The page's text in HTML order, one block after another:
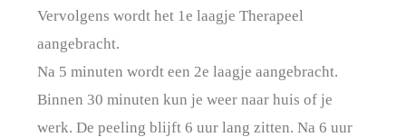
Vervolgens wordt het 1e laagje Therapeel
aangebracht.
Na 5 minuten wordt een 2e laagje aangebracht.
Binnen 30 minuten kun je weer naar huis of je
werk. De peeling blijft 6 uur lang zitten. Na 6 uur